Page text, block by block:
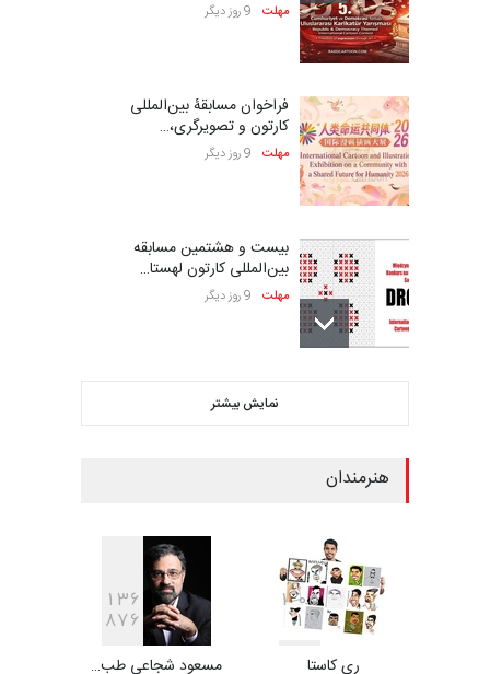
مهلت 9 روز دیگر
فراخوان مسابقۀ بین‌المللی
کارتون و تصویرگری،…
مهلت 9 روز دیگر
بیست و هشتمین مسابقه
بین‌المللی کارتون لهستا…
مهلت 9 روز دیگر
ششمین جشنواره بین‌المللی
کاریکاتور CIK Damad…
ششمین جشنوارۀ بین‌المللی
کارتون «لبخند دریا»…
مهلت
نمایش بیشتر
هنرمندان
105
1
ری کاستا
1 36
876
مسعود شجاعی طب…